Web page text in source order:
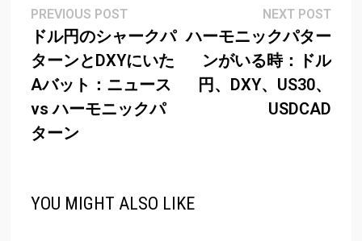
Post
navigation
PREVIOUS POSTPrevious
post:
ドル円のシャークパ
ターンとDXYにいた
Aバット：ニュース
vs ハーモニックパ
ターン
NEXT POSTNext
ハーモニックパター
ンがいる時：ドル
円、DXY、US30、
USDCAD
YOU MIGHT ALSO LIKE